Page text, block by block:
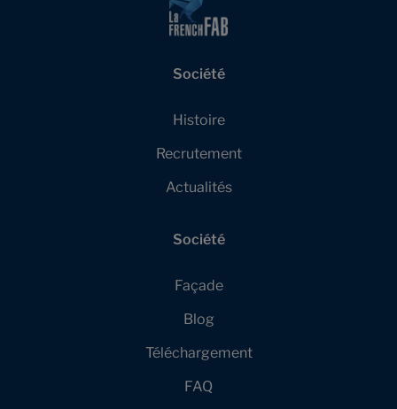
Société
Histoire
Recrutement
Actualités
Société
Façade
Blog
Téléchargement
FAQ